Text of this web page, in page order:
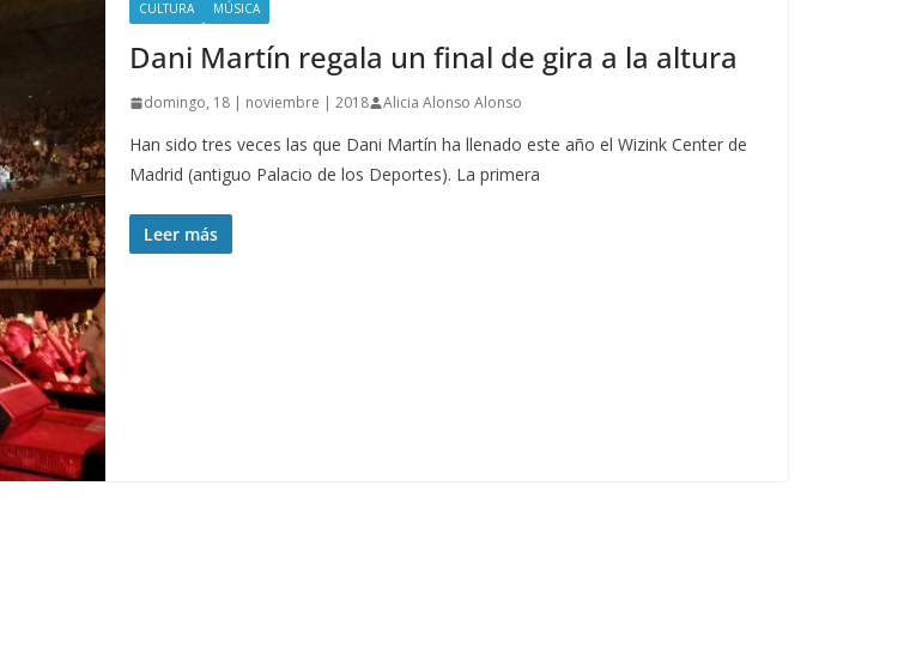
CULTURA MÚSICA
Dani Martín regala un final de gira a la altura
domingo, 18 | noviembre | 2018 Alicia Alonso Alonso
Han sido tres veces las que Dani Martín ha llenado este año el Wizink Center de
Madrid (antiguo Palacio de los Deportes). La primera
Leer más